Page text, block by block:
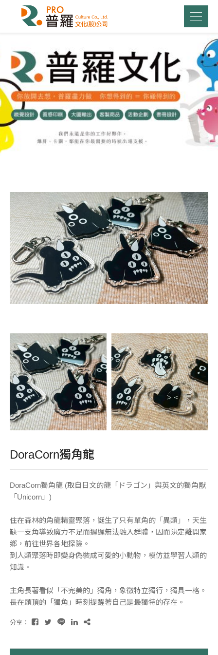
DoraCorn獨角龍
DoraCorn獨角龍 (取自日文的龍「ドラゴン」與英文的獨角獸
「Unicorn」)
住在森林的角龍精靈聚落，誕生了只有單角的「異類」，天生
缺一支角導致魔力不足而遲遲無法融入群體，因而決定離開家
鄉，前往世界各地探險。
到人類聚落時即變身偽裝成可愛的小動物，模仿並學習人類的
知識。
主角長著看似「不完美的」獨角，象徵特立獨行，獨具一格。
長在頭頂的「獨角」時刻提醒著自己是最獨特的存在。
分享：